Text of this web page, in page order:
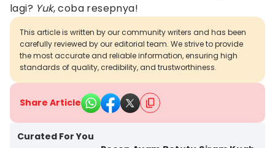
lagi? Yuk, coba resepnya!
This article is written by our community writers and has been
carefully reviewed by our editorial team. We strive to provide
the most accurate and reliable information, ensuring high
standards of quality, credibility, and trustworthiness.
Share Article
Curated For You